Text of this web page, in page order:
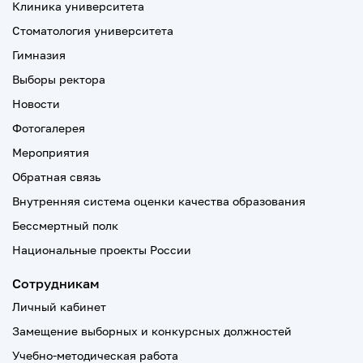
Клиника университета
Стоматология университета
Гимназия
Выборы ректора
Новости
Фотогалерея
Мероприятия
Обратная связь
Внутренняя система оценки качества образования
Бессмертный полк
Национальные проекты России
Сотрудникам
Личный кабинет
Замещение выборных и конкурсных должностей
Учебно-методическая работа